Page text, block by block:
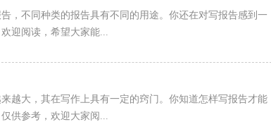
，不同种类的报告具有不同的用途。你还在对写报告感到一
迎阅读，希望大家能...
越大，其在写作上具有一定的窍门。你知道怎样写报告才能
供参考，欢迎大家阅...